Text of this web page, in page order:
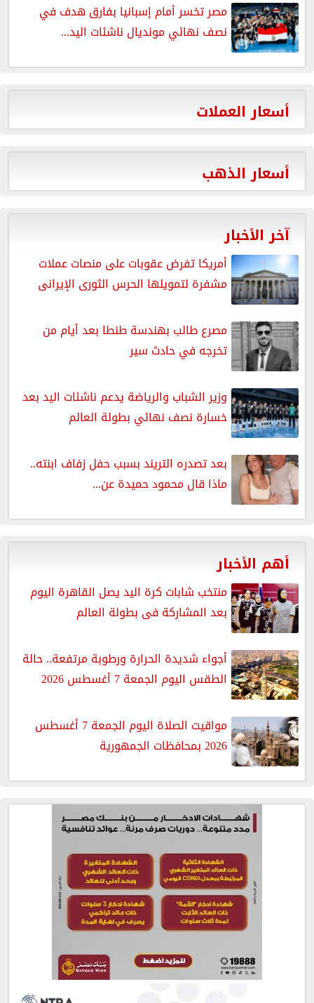
مصر تخسر أمام إسبانيا بفارق هدف في
نصف نهائي مونديال ناشئات اليد...
أسعار العملات
أسعار الذهب
آخر الأخبار
أمريكا تفرض عقوبات على منصات عملات
مشفرة لتمويلها الحرس الثورى الإيرانى
مصرع طالب بهندسة طنطا بعد أيام من
تخرجه في حادث سير
وزير الشباب والرياضة يدعم ناشئات اليد بعد
خسارة نصف نهائي بطولة العالم
بعد تصدره التريند بسبب حفل زفاف ابنته..
ماذا قال محمود حميدة عن...
أهم الأخبار
منتخب شابات كرة اليد يصل القاهرة اليوم
بعد المشاركة فى بطولة العالم
أجواء شديدة الحرارة ورطوبة مرتفعة.. حالة
الطقس اليوم الجمعة 7 أغسطس 2026
مواقيت الصلاة اليوم الجمعة 7 أغسطس
2026 بمحافظات الجمهورية